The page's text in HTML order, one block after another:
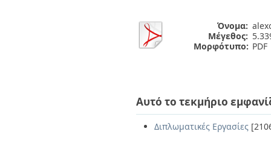
Όνομα:
Μέγεθος:
Μορφότυπο: PDF
Αυτό το τεκμήριο
Διπλωματικές Εργασίες